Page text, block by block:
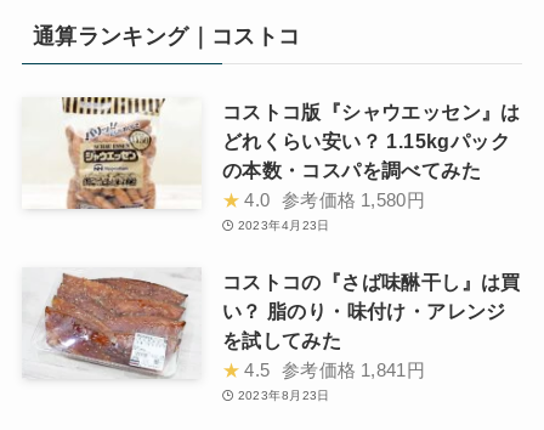
通算ランキング｜コストコ
コストコ版『シャウエッセン』は
どれくらい安い？ 1.15kgパック
の本数・コスパを調べてみた
★ 4.0 参考価格 1,580円
2023年4月23日
コストコの『さば味醂干し』は買
い？ 脂のり・味付け・アレンジ
を試してみた
★ 4.5 参考価格 1,841円
2023年8月23日